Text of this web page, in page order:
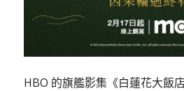
HBO 的旗艦影集《白蓮花大飯